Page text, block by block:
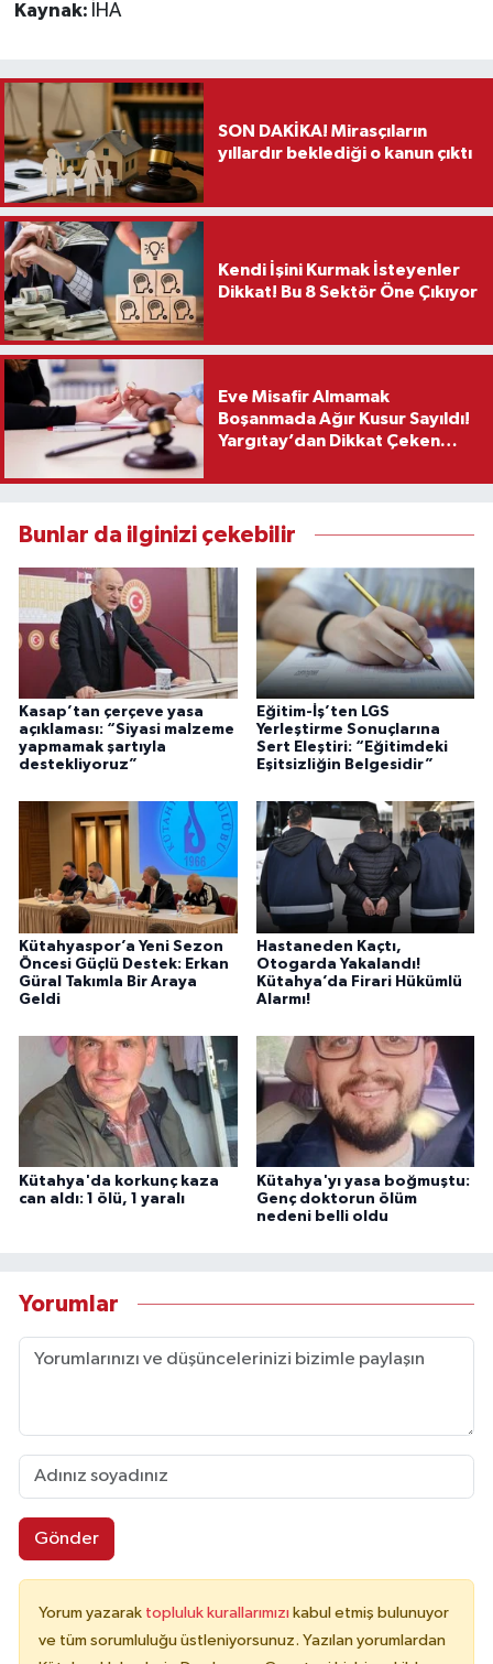
Kaynak: İHA
SON DAKİKA! Mirasçıların
yıllardır beklediği o kanun çıktı
Kendi İşini Kurmak İsteyenler
Dikkat! Bu 8 Sektör Öne Çıkıyor
Eve Misafir Almamak
Boşanmada Ağır Kusur Sayıldı!
Yargıtay’dan Dikkat Çeken
Bunlar da ilginizi çekebilir
Kasap’tan çerçeve yasa
açıklaması: “Siyasi malzeme
yapmamak şartıyla
destekliyoruz”
Eğitim-İş’ten LGS
Yerleştirme Sonuçlarına
Sert Eleştiri: “Eğitimdeki
Eşitsizliğin Belgesidir”
Kütahyaspor’a Yeni Sezon
Öncesi Güçlü Destek: Erkan
Güral Takımla Bir Araya
Geldi
Hastaneden Kaçtı,
Otogarda Yakalandı!
Kütahya’da Firari Hükümlü
Alarmı!
Kütahya'da korkunç kaza
can aldı: 1 ölü, 1 yaralı
Kütahya'yı yasa boğmuştu:
Genç doktorun ölüm
nedeni belli oldu
Yorumlar
Gönder
Yorum yazarak topluluk kurallarımızı kabul etmiş bulunuyor
ve tüm sorumluluğu üstleniyorsunuz. Yazılan yorumlardan